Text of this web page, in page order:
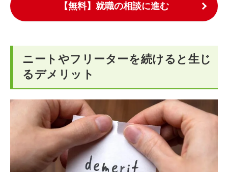
【無料】就職の相談に進む
ニートやフリーターを続けると生じ
るデメリット